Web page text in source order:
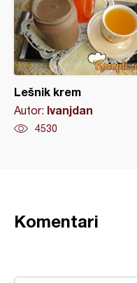
Lešnik krem
Autor: Ivanjdan
4530
Komentari